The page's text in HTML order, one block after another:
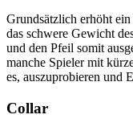
Grundsätzlich erhöht
das schwere Gewicht
und den Pfeil somit
manche Spieler mit
es, auszuprobieren und
Collar